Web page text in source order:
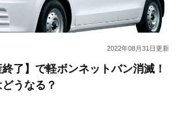
2022年08月31日更新
終了】で軽ボンネットバン消滅！
うなる？